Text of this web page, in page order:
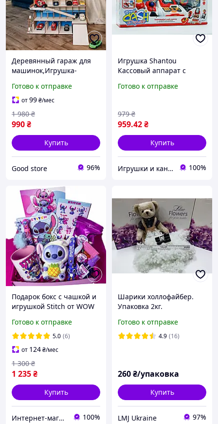
Деревянный гараж для
машинок,Игрушка-
машинок из
фанеры,Деревянные
парковка gs
Готово к отправке
от99₴/мес
990₴
1 980 ₴
Купить
Good store 96%
Игрушка Shantou
Кассовый аппарат с
Готово к отправке
959.42₴
979 ₴
Купить
Игрушки и канцтовары «Плюшево» 100%
Подарок бокс с чашкой и
игрушкой Stitch от WOW
Готово к отправке
5.0 (6)
от 124₴/мес
1 235₴
1 300 ₴
Купить
Интернет-магазин "WowBoxes" 100%
Шарики холлофайбер.
Упаковка 2кг.
подушек и игрушек.
Готово к отправке
4.9 (16)
260₴/упаковка
Купить
LMJ Ukraine 97%